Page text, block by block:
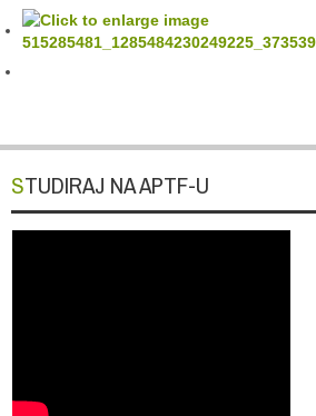
STUDIRAJ NA APTF-U